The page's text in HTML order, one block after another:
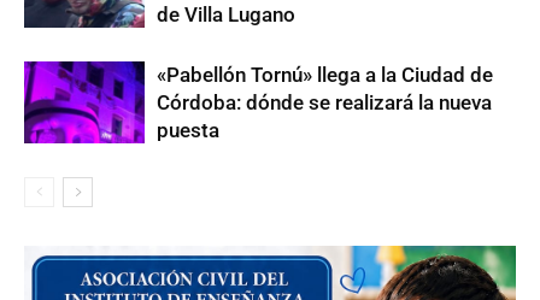
de Villa Lugano
«Pabellón Tornú» llega a la Ciudad de
Córdoba: dónde se realizará la nueva
puesta